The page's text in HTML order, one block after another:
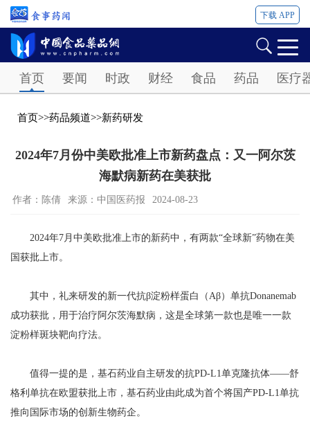
下载 APP
首页 要闻 时政 财经 食品 药品 医疗
首页>>药品频道>>新药研发
2024年7月份中美欧批准上市新药盘点：又一阿尔茨
海默病新药在美获批
作者：陈倩 来源：中国医药报 2024-08-23
2024年7月中美欧批准上市的新药中，有两款“全球新”药物在美
国获批上市。
其中，礼来研发的新一代抗β淀粉样蛋白（Aβ）单抗Donanemab
成功获批，用于治疗阿尔茨海默病，这是全球第一款也是唯一一款
淀粉样斑块靶向疗法。
值得一提的是，基石药业自主研发的抗PD-L1单克隆抗体——舒
格利单抗在欧盟获批上市，基石药业由此成为首个将国产PD-L1单抗
推向国际市场的创新生物药企。